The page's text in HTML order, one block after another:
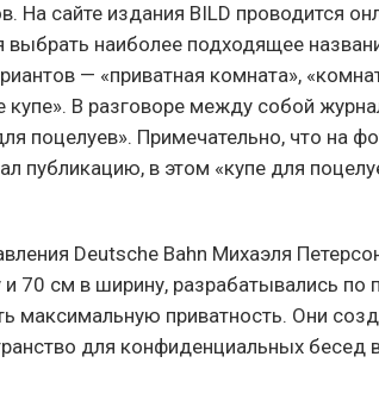
На сайте издания BILD проводится
выбрать наиболее подходящее
— «приватная комната»,
купе». В разговоре между собой
поцелуев». Примечательно, что на
публикацию, в этом «купе для
Deutsche Bahn Михаэля
70 см в ширину, разрабатывались по
максимальную приватность. Они
для конфиденциальных бесед